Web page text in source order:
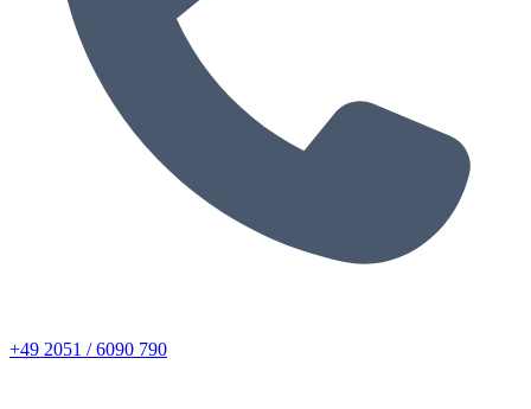
+49 2051 / 6090 790